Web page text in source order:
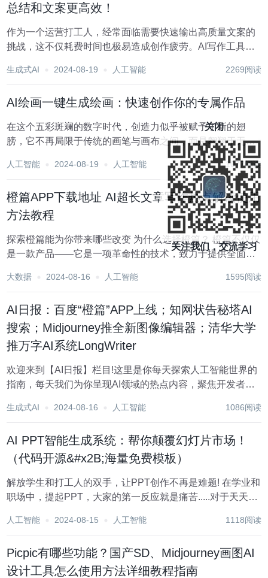
总结和文案更高效！
作为一个运营打工人，经常面临需要快速输出高质量文案的
挑战，这不仅耗费时间也极易造成创作疲劳。AI写作工具的
的救星，极大提升了写作效率，让文案创作变得轻松而高
生成式AI 2024-08-19 人工智能 2269阅读
AI绘画一键生成绘画：快速创作你的专属作品
在这个五彩斑斓的数字时代，创造力似乎被赋予了新的翅
膀，它不再局限于传统的画笔与画布之间，而是翱翔于无尽
就能将心中的奇思妙想瞬间转化为触手可及的艺术作品？现
在，这一切都不再是遥不可及的幻想，因为有了“a...
人工智能 2024-08-19 人工智能 1077阅读
橙篇APP下载地址 AI超长文章写作热点解读使用
方法教程
探索橙篇能为你带来哪些改变 为什么选择橙篇？ 橙篇不仅仅
是一款产品——它是一项革命性的技术，致力于提供全面的
索、AI今日热点、多图一键成片、超长文章写作、文件理解
大数据 2024-08-16 人工智能 1595阅读
AI日报：百度“橙篇”APP上线；知网状告秘塔AI
搜索；Midjourney推全新图像编辑器；清华大学
推万字AI系统LongWriter
欢迎来到【AI日报】栏目!这里是你每天探索人工智能世界的
指南，每天我们为你呈现AI领域的热点内容，聚焦开发者，
了解:https://top.aibase.com/ 1、百度AI原生应用“橙篇”APP...
生成式AI 2024-08-16 人工智能 1086阅读
AI PPT智能生成系统：帮你颠覆幻灯片市场！
（代码开源&#x2B;海量免费模板）
解放学生和打工人的双手，让PPT创作不再是难题! 在学业和
职场中，提起PPT，大家的第一反应就是痛苦.....对于天天和
同义词，让人不禁想起那些深夜赶工、对着电脑屏幕发呆的
人工智能 2024-08-15 人工智能 1118阅读
Picpic有哪些功能？国产SD、Midjourney画图AI
设计工具怎么使用方法详细教程指南
关闭
关注我们，交流学习